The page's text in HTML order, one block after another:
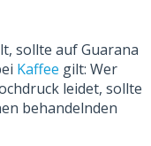
sollte auf Guarana
Kaffee gilt: Wer
leidet, sollte
behandelnden